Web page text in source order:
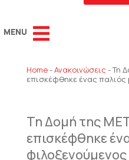
Home-Ανακοινώσεις -Τη
επισκέφθηκε ένας
Τη Δομή της
επισκέφθηκε
φιλοξενούμενος